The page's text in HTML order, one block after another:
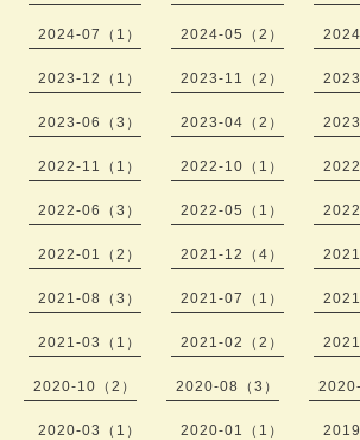
2024-07（1） 2024-05（2）
2023-12（1） 2023-11（2）
2023-06（3） 2023-04（2）
2022-11（1） 2022-10（1）
2022-06（3） 2022-05（1）
2022-01（2） 2021-12（4）
2021-08（3） 2021-07（1）
2021-03（1） 2021-02（2）
2020-10（2） 2020-08（3）
2020-03（1） 2020-01（1）